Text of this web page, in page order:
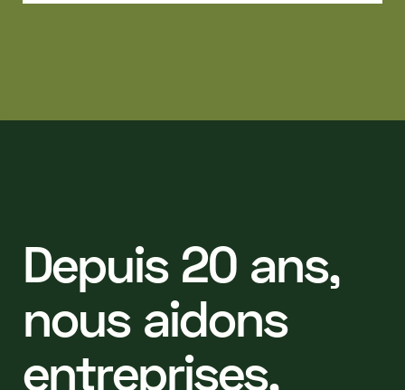
Depuis 20 ans,
nous aidons
entreprises,